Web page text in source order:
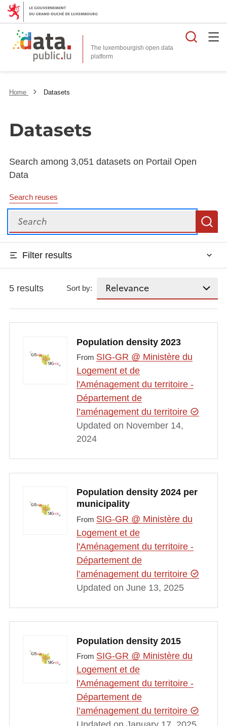
The luxembourgish open data
platform
Home Datasets
Datasets
Search among 3,051 datasets on Portail Open
Data
Search reuses
Search
Filter results
5 results Sort by:
Population density 2023
From SIG-GR @ Ministère du
Logement et de
l'Aménagement du territoire -
Département de
l’aménagement du territoire
Updated on November 14,
2024
Population density 2024 per
municipality
From SIG-GR @ Ministère du
Logement et de
l'Aménagement du territoire -
Département de
l’aménagement du territoire
Updated on June 13, 2025
Population density 2015
From SIG-GR @ Ministère du
Logement et de
l'Aménagement du territoire -
Département de
l’aménagement du territoire